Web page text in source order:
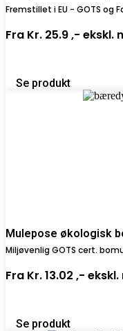
Fremstillet i EU - GOTS og
Fra Kr. 25.9 ,- ekskl.
Se produkt
Mulepose økologisk
Miljøvenlig GOTS cert.
Fra Kr. 13.02 ,-
Se produkt